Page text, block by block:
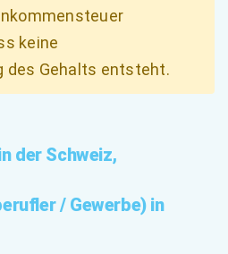
keine
des Gehalts entsteht.
der Schweiz,
/ Gewerbe) in